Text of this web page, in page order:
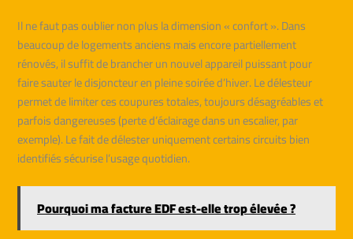
Il ne faut pas oublier non plus la dimension « confort ». Dans
beaucoup de logements anciens mais encore partiellement
rénovés, il suffit de brancher un nouvel appareil puissant pour
faire sauter le disjoncteur en pleine soirée d’hiver. Le délesteur
permet de limiter ces coupures totales, toujours désagréables et
parfois dangereuses (perte d’éclairage dans un escalier, par
exemple). Le fait de délester uniquement certains circuits bien
identifiés sécurise l’usage quotidien.
Pourquoi ma facture EDF est-elle trop élevée ?